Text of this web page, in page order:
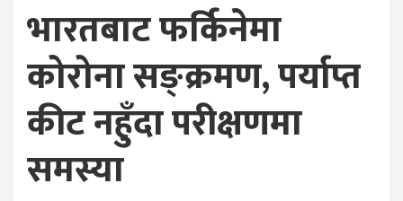
भारतबाट फर्किनेमा
कोरोना सङ्क्रमण, पर्याप्त
कीट नहुँदा परीक्षणमा
समस्या